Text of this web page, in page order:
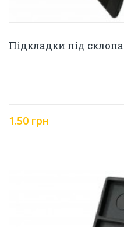
Підкладки під
1.50 грн